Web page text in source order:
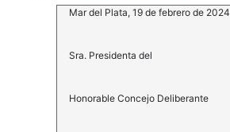
Mar del Plata, 19 de febrero de 2024
Sra. Presidenta del
Honorable Concejo Deliberante